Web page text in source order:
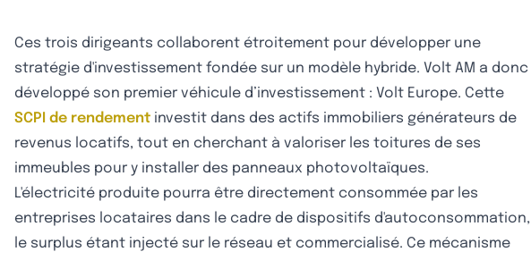
Ces trois dirigeants collaborent étroitement pour développer une
stratégie d'investissement fondée sur un modèle hybride. Volt AM a donc
développé son premier véhicule d’investissement : Volt Europe. Cette
SCPI de rendement investit dans des actifs immobiliers générateurs de
revenus locatifs, tout en cherchant à valoriser les toitures de ses
immeubles pour y installer des panneaux photovoltaïques.
L'électricité produite pourra être directement consommée par les
entreprises locataires dans le cadre de dispositifs d'autoconsommation,
le surplus étant injecté sur le réseau et commercialisé. Ce mécanisme